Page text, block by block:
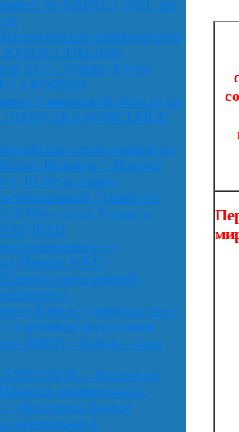
по КАРАТЭ WKC на
соревнования
КУБОК ПОБЕДЫ»
2022 - Турнир Клуба
и КОБУДО
Ульяновской области по
"НУНЧАКУ-ФРИСТАЙЛ"
соревнования по
Надежды". Возраст
18 лет и старше
Турнир по
город Тольятти
со
(Версия WKC)
соревнований.
Боевое Единоборство».
дисциплина
(ККО), «Кобудо – ката
. «Восточное
соревнований.
«Восточное Боевое
соревнований.